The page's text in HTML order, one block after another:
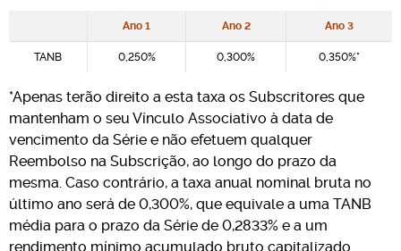
Ano 1 Ano 2 Ano 3
TANB 0,250% 0,300% 0,350%*
*Apenas terão direito a esta taxa os Subscritores que
mantenham o seu Vínculo Associativo à data de
vencimento da Série e não efetuem qualquer
Reembolso na Subscrição, ao longo do prazo da
mesma. Caso contrário, a taxa anual nominal bruta no
último ano será de 0,300%, que equivale a uma TANB
média para o prazo da Série de 0,2833% e a um
rendimento mínimo acumulado bruto capitalizado